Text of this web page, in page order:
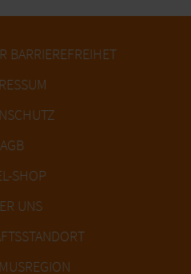
BARRIEREFREIHET
AGB
SHOP
UNS